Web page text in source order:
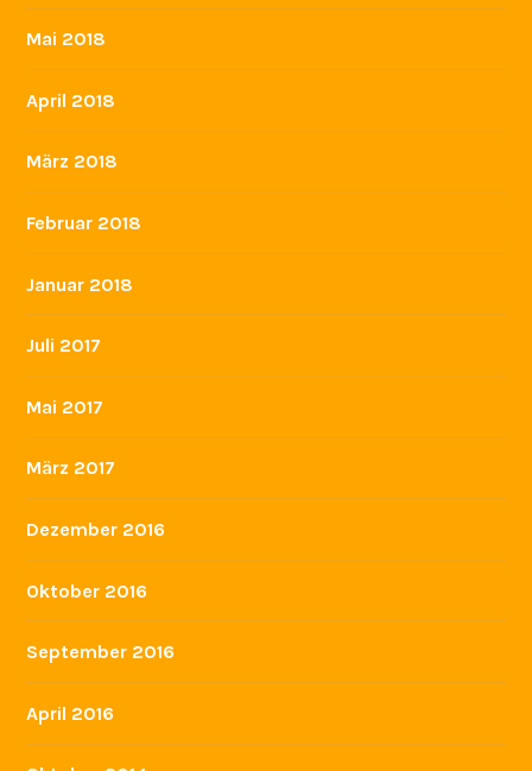
Mai 2017
März 2017
Dezember 2016
Oktober 2016
September 2016
April 2016
Oktober 2014
September 2014
GUT FÜR DIE OSTALB
Helfen Sie der Mozartschule und unterstützen Sie jetzt
mit Ihrer Spende spannende Projekte.